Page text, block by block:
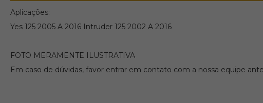
Aplicações:
Yes 125 2005 A 2016 Intruder 125 2002 A 2016
FOTO MERAMENTE ILUSTRATIVA
Em caso de dúvidas, favor entrar em contato com a nossa equipe